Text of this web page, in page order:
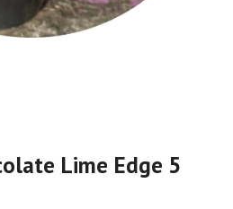
Lime Edge 5